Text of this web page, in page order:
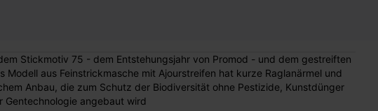
Stickmotiv 75 - dem Entstehungsjahr von Promod - und dem gestreiften
aus Feinstrickmasche mit Ajourstreifen hat kurze Raglanärmel und
Anbau, die zum Schutz der Biodiversität ohne Pestizide, Kunstdünger
Gentechnologie angebaut wird